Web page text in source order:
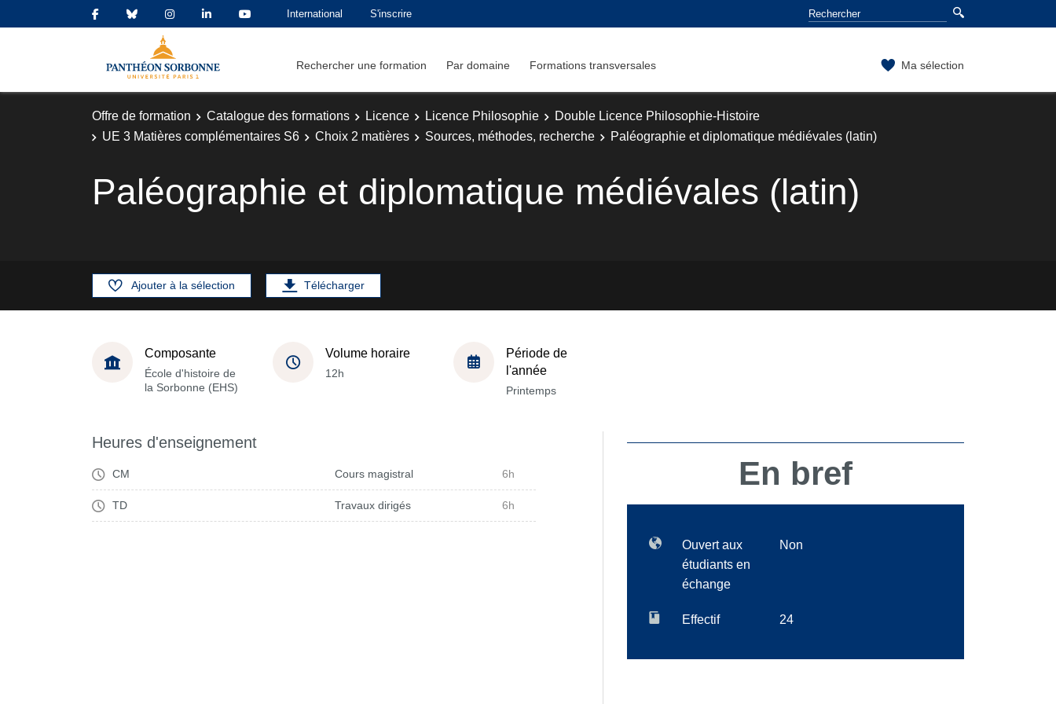
International S'inscrire
Rechercher une formation Par domaine Formations transversales Ma sélection
Offre de formation Catalogue des formations Licence Licence Philosophie
Double Licence Philosophie-Histoire
UE 3 Matières complémentaires S6
Choix 2 matières Sources, méthodes, recherche Paléographie et diplomatique médiévales (latin)
Paléographie et diplomatique médiévales (latin)
Ajouter à la sélection Télécharger
Composante
École d'histoire de
la Sorbonne (EHS)
Volume horaire
12h
Période de
l'année
Printemps
Heures d'enseignement
CM Cours magistral 6h
TD Travaux dirigés 6h
En bref
Ouvert aux
étudiants en
échange
Non
Effectif 24